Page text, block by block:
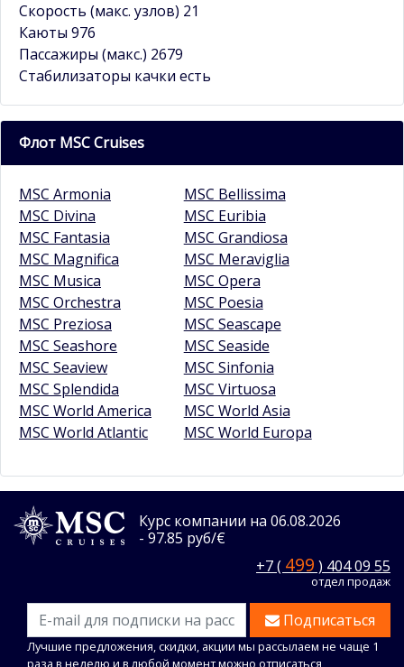
Скорость (макс. узлов) 21
Каюты 976
Пассажиры (макс.) 2679
Стабилизаторы качки есть
Флот MSC Cruises
MSC Armonia
MSC Bellissima
MSC Divina
MSC Euribia
MSC Fantasia
MSC Grandiosa
MSC Magnifica
MSC Meraviglia
MSC Musica
MSC Opera
MSC Orchestra
MSC Poesia
MSC Preziosa
MSC Seascape
MSC Seashore
MSC Seaside
MSC Seaview
MSC Sinfonia
MSC Splendida
MSC Virtuosa
MSC World America
MSC World Asia
MSC World Atlantic
MSC World Europa
Курс компании на 06.08.2026
- 97.85 руб/€
+7 ( 499 ) 404 09 55
отдел продаж
Подписаться
Лучшие предложения, скидки, акции мы рассылаем не чаще 1
раза в неделю и в любой момент можно отписаться